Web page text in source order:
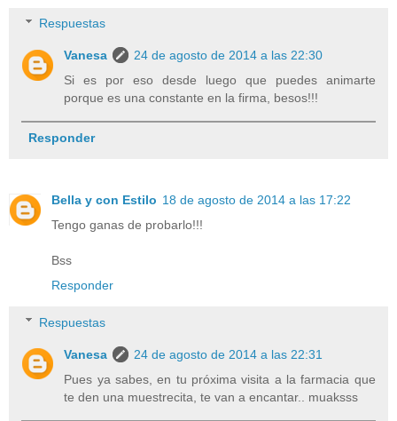
Respuestas
Vanesa
24 de agosto de 2014 a las 22:30
Si es por eso desde luego que puedes animarte
porque es una constante en la firma, besos!!!
Responder
Bella y con Estilo 18 de agosto de 2014 a las 17:22
Tengo ganas de probarlo!!!
Bss
Responder
Respuestas
Vanesa
24 de agosto de 2014 a las 22:31
Pues ya sabes, en tu próxima visita a la farmacia que
te den una muestrecita, te van a encantar.. muaksss